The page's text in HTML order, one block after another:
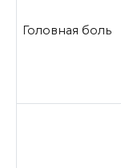
Головная боль